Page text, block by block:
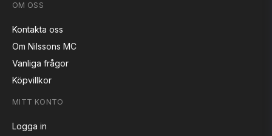
OM OSS
Kontakta oss
Om Nilssons MC
Vanliga frågor
Köpvillkor
MITT KONTO
Logga in